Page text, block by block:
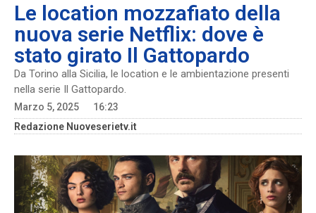
Le location mozzafiato della
nuova serie Netflix: dove è
stato girato Il Gattopardo
Da Torino alla Sicilia, le location e le ambientazione presenti
nella serie Il Gattopardo.
Marzo 5, 2025
16:23
Redazione Nuoveserietv.it